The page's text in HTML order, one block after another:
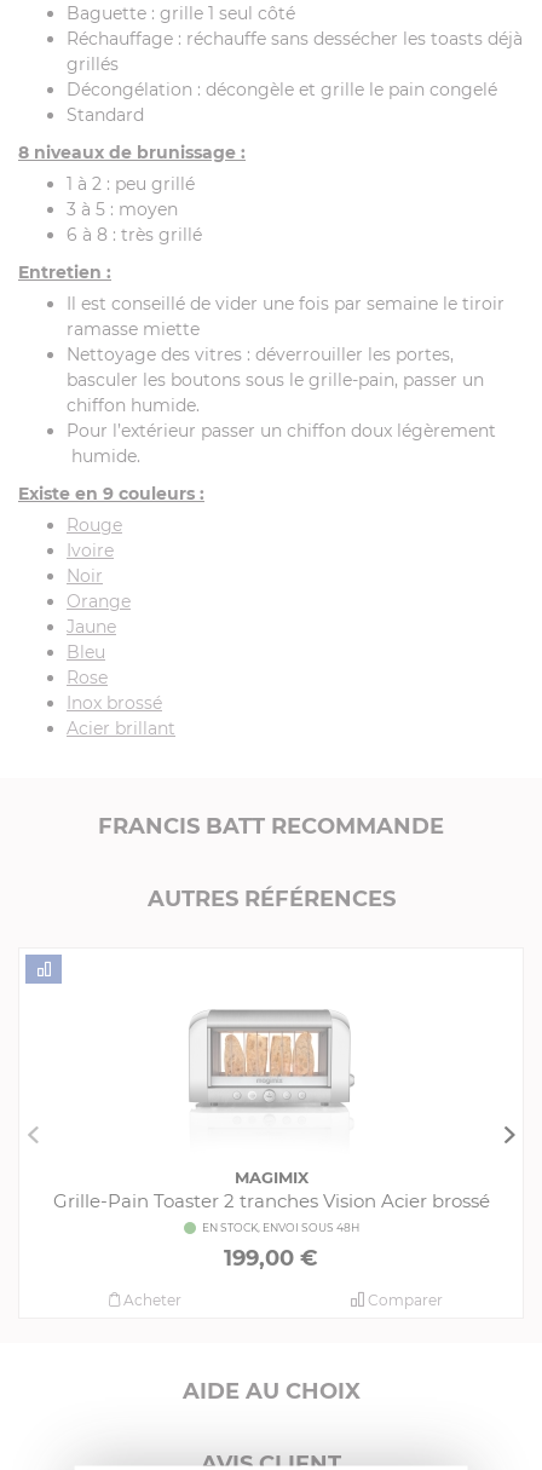
Baguette : grille 1 seul côté
Réchauffage : réchauffe sans dessécher les toasts déjà
grillés
Décongélation : décongèle et grille le pain congelé
Standard
8 niveaux de brunissage :
1 à 2 : peu grillé
3 à 5 : moyen
6 à 8 : très grillé
Entretien :
Il est conseillé de vider une fois par semaine le tiroir
ramasse miette
Nettoyage des vitres : déverrouiller les portes,
basculer les boutons sous le grille-pain, passer un
chiffon humide.
Pour l’extérieur passer un chiffon doux légèrement
humide.
Existe en 9 couleurs :
Rouge
Ivoire
Noir
Orange
Jaune
Bleu
Rose
Inox brossé
Acier brillant
FRANCIS BATT RECOMMANDE
AUTRES RÉFÉRENCES
MAGIMIX
Grille-Pain Toaster 2 tranches Vision Acier brossé
EN STOCK, ENVOI SOUS 48H
199,00 €
Comparer
Acheter
AIDE AU CHOIX
AVIS CLIENT